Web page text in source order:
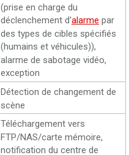
(prise en charge du
déclenchement d'alarme par
des types de cibles spécifiés
(humains et véhicules)),
alarme de sabotage vidéo,
exception
Détection de changement de
scène
Téléchargement vers
FTP/NAS/carte mémoire,
notification du centre de